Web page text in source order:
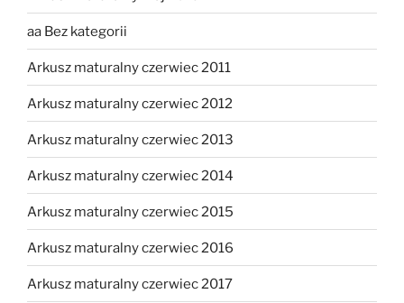
aa Bez kategorii
Arkusz maturalny czerwiec 2011
Arkusz maturalny czerwiec 2012
Arkusz maturalny czerwiec 2013
Arkusz maturalny czerwiec 2014
Arkusz maturalny czerwiec 2015
Arkusz maturalny czerwiec 2016
Arkusz maturalny czerwiec 2017